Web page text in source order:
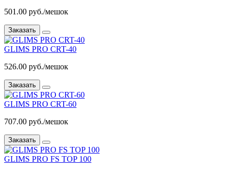
501.00 руб./мешок
Заказать
GLIMS PRO CRT-40
526.00 руб./мешок
Заказать
GLIMS PRO CRT-60
707.00 руб./мешок
Заказать
GLIMS PRO FS TOP 100